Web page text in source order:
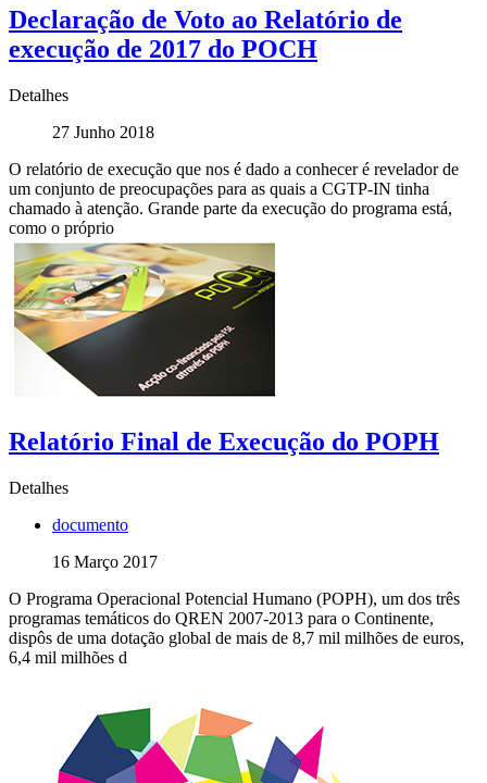
Declaração de Voto ao Relatório de
execução de 2017 do POCH
Detalhes
27 Junho 2018
O relatório de execução que nos é dado a conhecer é revelador de
um conjunto de preocupações para as quais a CGTP-IN tinha
chamado à atenção. Grande parte da execução do programa está,
como o próprio
Relatório Final de Execução do POPH
Detalhes
documento
16 Março 2017
O Programa Operacional Potencial Humano (POPH), um dos três
programas temáticos do QREN 2007-2013 para o Continente,
dispôs de uma dotação global de mais de 8,7 mil milhões de euros,
6,4 mil milhões d